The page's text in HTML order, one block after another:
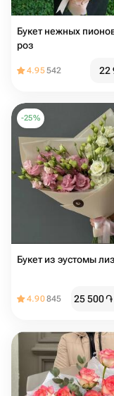
Букет нежных
роз
4.95542 22
-25%
Букет
4.90845 25 500֏